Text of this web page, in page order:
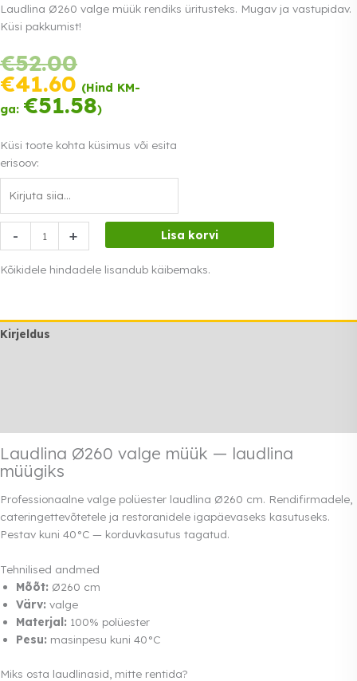
Laudlina Ø260 valge müük rendiks üritusteks. Mugav ja vastupidav.
Küsi pakkumist!
€52.00Algne
hind
oli:
€52.00.
€41.60 Praegune
hind
on:
€41.60.
(Hind KM-
ga: €51.58)
Küsi toote kohta küsimus või esita
erisoov:
-
Ø260
valge
+ Lisa korvi
Kõikidele hindadele lisandub käibemaks.
Kirjeldus
Laudlina Ø260 valge müük — laudlina
müügiks
Professionaalne valge polüester laudlina Ø260 cm. Rendifirmadele,
cateringettevõtetele ja restoranidele igapäevaseks kasutuseks.
Pestav kuni 40°C — korduvkasutus tagatud.
Tehnilised andmed
Mõõt: Ø260 cm
Värv: valge
Materjal: 100% polüester
Pesu: masinpesu kuni 40°C
Miks osta laudlinasid, mitte rentida?